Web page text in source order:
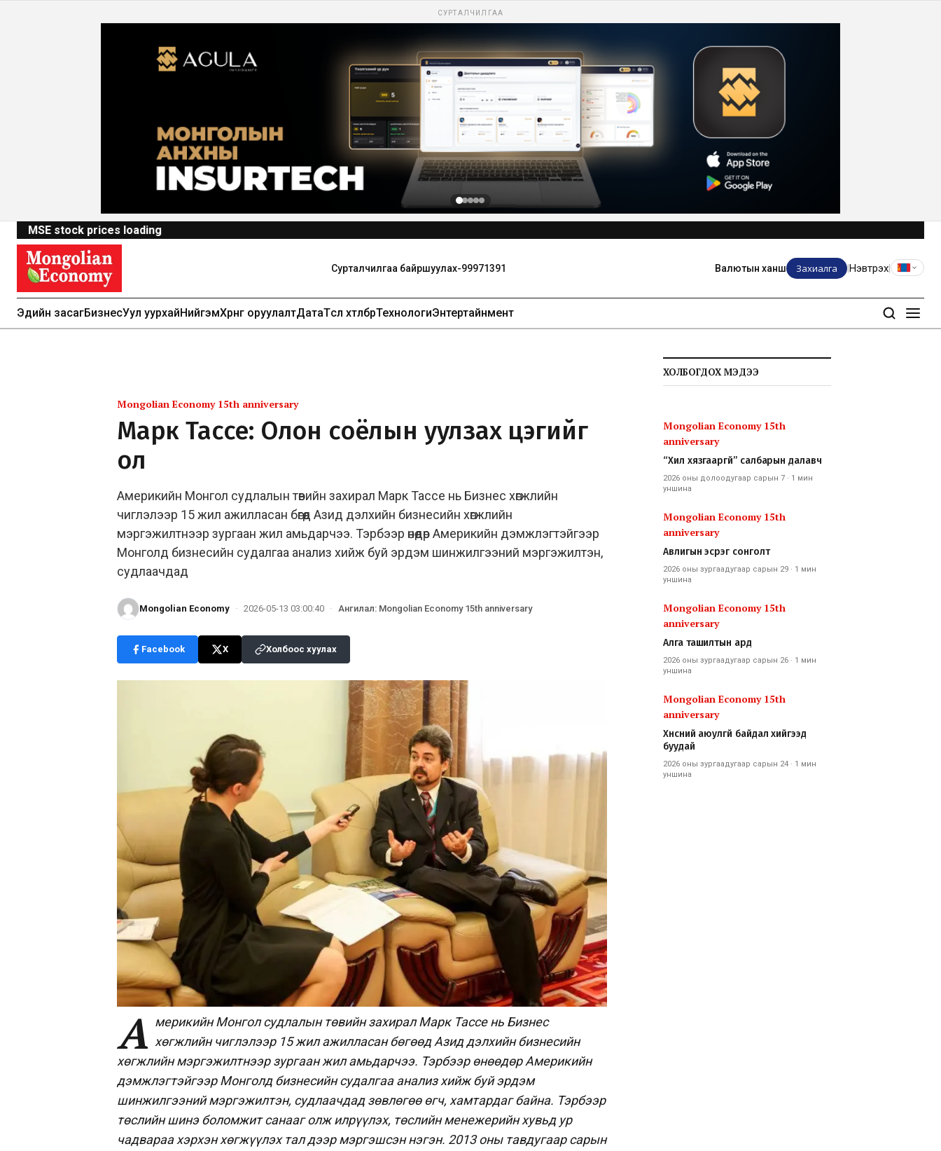
СУРТАЛЧИЛГАА
MSE stock prices loading
Сурталчилгаа байршуулах-99971391 Валютын ханш Захиалга Нэвтрэх
Эдийн засагБизнесУул уурхайНийгэмХөрөнгө оруулалтДатаТөсөл хөтөлбөрТехнологиЭнтертайнмент
Mongolian Economy 15th anniversary
Марк Тассе: Олон соёлын уулзах цэгийг
ол
Америкийн Монгол судлалын төвийн захирал Марк Тассе нь Бизнес хөгжлийн
чиглэлээр 15 жил ажилласан бөгөөд Азид дэлхийн бизнесийн хөгжлийн
мэргэжилтнээр зургаан жил амьдарчээ. Тэрбээр өнөөдөр Америкийн дэмжлэгтэйгээр
Монголд бизнесийн судалгаа анализ хийж буй эрдэм шинжилгээний мэргэжилтэн,
судлаачдад
Mongolian Economy · 2026-05-13 03:00:40 · Ангилал: Mongolian Economy 15th anniversary
Facebook X Холбоос хуулах
А мерикийн Монгол судлалын төвийн захирал Марк Тассе нь Бизнес
хөгжлийн чиглэлээр 15 жил ажилласан бөгөөд Азид дэлхийн бизнесийн
хөгжлийн мэргэжилтнээр зургаан жил амьдарчээ. Тэрбээр өнөөдөр Америкийн
дэмжлэгтэйгээр Монголд бизнесийн судалгаа анализ хийж буй эрдэм
шинжилгээний мэргэжилтэн, судлаачдад зөвлөгөө өгч, хамтардаг байна. Тэрбээр
төслийн шинэ боломжит санааг олж илрүүлэх, төслийн менежерийн хувьд ур
чадвараа хэрхэн хөгжүүлэх тал дээр мэргэшсэн нэгэн. 2013 оны тавдугаар сарын
ХОЛБОГДОХ МЭДЭЭ
Mongolian Economy 15th
anniversary
“Хил хязгааргүй” салбарын далавч
2026 оны долоодугаар сарын 7 · 1 мин
уншина
Mongolian Economy 15th
anniversary
Авлигын эсрэг сонголт
2026 оны зургаадугаар сарын 29 · 1 мин
уншина
Mongolian Economy 15th
anniversary
Алга ташилтын ард
2026 оны зургаадугаар сарын 26 · 1 мин
уншина
Mongolian Economy 15th
anniversary
Хүнсний аюулгүй байдал хийгээд
буудай
2026 оны зургаадугаар сарын 24 · 1 мин
уншина